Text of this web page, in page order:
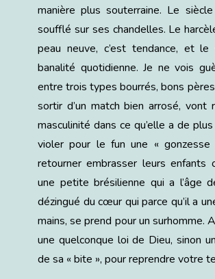
manière plus souterraine. Le
soufflé sur ses chandelles. Le
peau neuve, c’est tendance, et
banalité quotidienne. Je ne vois
entre trois types bourrés, bons
sortir d’un match bien arrosé, vont
masculinité dans ce qu’elle a de
violer pour le fun une « gonzesse
retourner embrasser leurs
une petite brésilienne qui a l’âge
dézingué du cœur qui parce qu’il a
mains, se prend pour un surhomme.
une quelconque loi de Dieu, sinon
de sa « bite », pour reprendre votre